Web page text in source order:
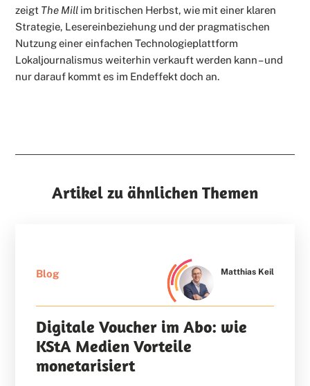
zeigt The Mill im britischen Herbst, wie mit einer klaren
Strategie, Lesereinbeziehung und der pragmatischen
Nutzung einer einfachen Technologieplattform
Lokaljournalismus weiterhin verkauft werden kann – und
nur darauf kommt es im Endeffekt doch an.
Artikel zu ähnlichen Themen
Blog Matthias Keil
Digitale Voucher im Abo: wie
KStA Medien Vorteile
monetarisiert